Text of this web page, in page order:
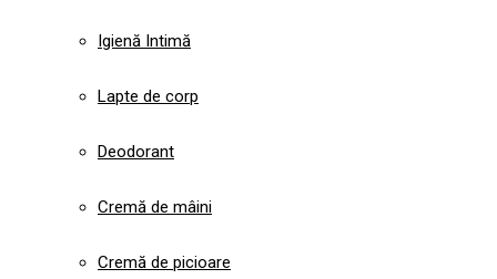
Igienă Intimă
Lapte de corp
Deodorant
Cremă de mâini
Cremă de picioare